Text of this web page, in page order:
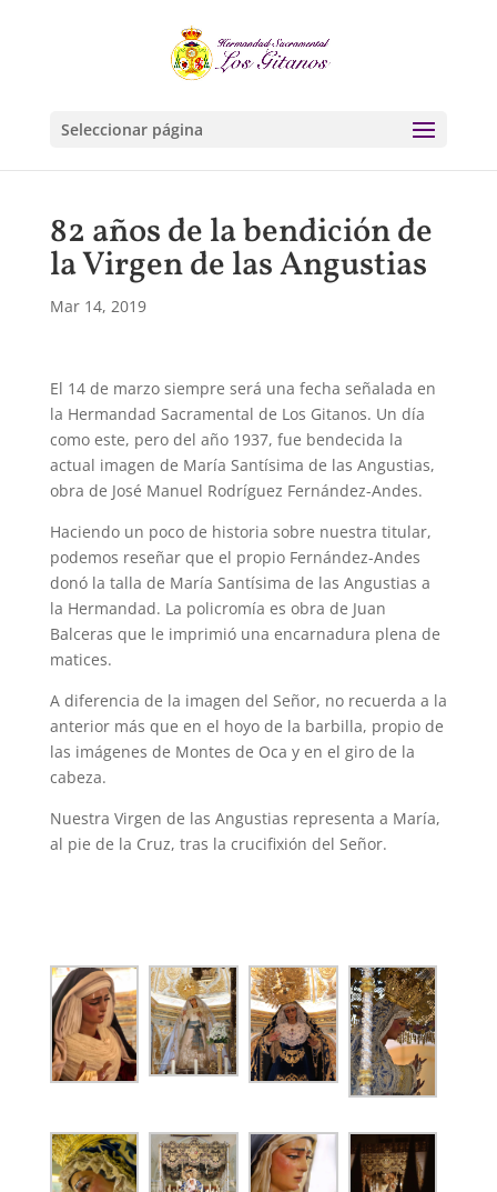
Seleccionar página
82 años de la bendición de
la Virgen de las Angustias
Mar 14, 2019
El 14 de marzo siempre será una fecha señalada en
la Hermandad Sacramental de Los Gitanos. Un día
como este, pero del año 1937, fue bendecida la
actual imagen de María Santísima de las Angustias,
obra de José Manuel Rodríguez Fernández-Andes.
Haciendo un poco de historia sobre nuestra titular,
podemos reseñar que el propio Fernández-Andes
donó la talla de María Santísima de las Angustias a
la Hermandad. La policromía es obra de Juan
Balceras que le imprimió una encarnadura plena de
matices.
A diferencia de la imagen del Señor, no recuerda a la
anterior más que en el hoyo de la barbilla, propio de
las imágenes de Montes de Oca y en el giro de la
cabeza.
Nuestra Virgen de las Angustias representa a María,
al pie de la Cruz, tras la crucifixión del Señor.